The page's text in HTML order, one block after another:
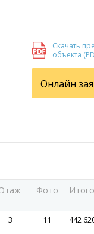
Скачать
объекта
Онлайн
Этаж Фото
3 11 442